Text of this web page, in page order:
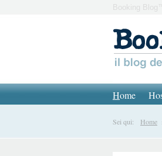
Booking
Home
Sei qui: Home